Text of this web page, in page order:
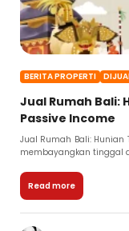
BERITA PROPERTI
Jual Rumah Bali:
Passive Income
Jual Rumah Bali: Hunian
membayangkan tinggal
Read more